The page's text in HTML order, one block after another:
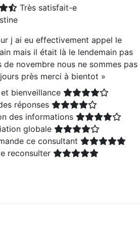
Très satisfait-e
j ai eu effectivement appel le
mais il était là le lendemain pas
de novembre nous ne sommes pas
près merci à bientot »
bienveillance
réponses
des informations
globale
ce consultant
reconsulter